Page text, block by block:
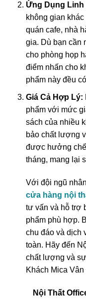
Ứng Dụng Linh
không gian
quán cafe, nhà
gia. Dù bạn cần
cho phòng họp
điểm nhấn cho
phẩm này đều
Giá Cả Hợp Lý:
phẩm với mức
sách của nhiều
bảo chất lượng
được hưởng
tháng, mang lại
Với đội ngũ
cửa hàng nội
tư vấn và hỗ trợ
phẩm phù hợp.
chu đáo và dịch
toàn. Hãy đến
chất lượng và
Khách Mica
Nội Thất